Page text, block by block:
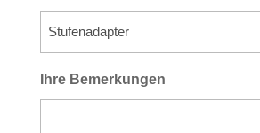
Ihre Bemerkungen